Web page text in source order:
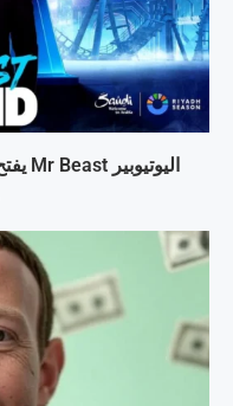
اليوتيوبير Mr Beast يفتح حديقة ترفيهية في بلد… مفاجئ